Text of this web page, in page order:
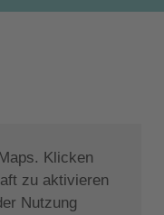
Klicken
zu aktivieren
Nutzung